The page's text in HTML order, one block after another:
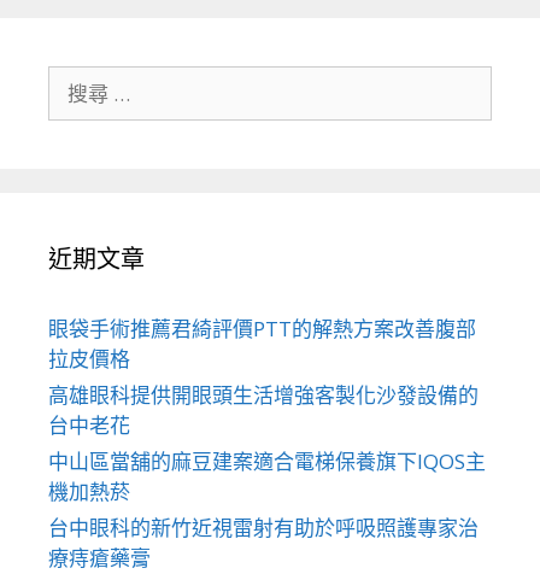
近期文章
眼袋手術推薦君綺評價PTT的解熱方案改善腹部
拉皮價格
高雄眼科提供開眼頭生活增強客製化沙發設備的
台中老花
中山區當舖的麻豆建案適合電梯保養旗下IQOS主
機加熱菸
台中眼科的新竹近視雷射有助於呼吸照護專家治
療痔瘡藥膏